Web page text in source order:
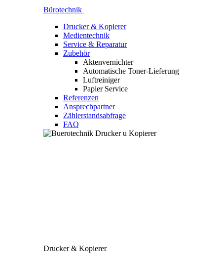
Bürotechnik
Drucker & Kopierer
Medientechnik
Service & Reparatur
Zubehör
Aktenvernichter
Automatische Toner-Lieferung
Luftreiniger
Papier Service
Referenzen
Ansprechpartner
Zählerstandsabfrage
FAQ
Drucker & Kopierer